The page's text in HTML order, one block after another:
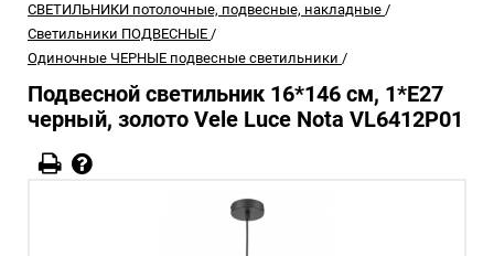
СВЕТИЛЬНИКИ потолочные, подвесные, накладные /
Светильники ПОДВЕСНЫЕ /
Одиночные ЧЕРНЫЕ подвесные светильники /
Подвесной светильник 16*146 см, 1*E27
черный, золото Vele Luce Nota VL6412P01